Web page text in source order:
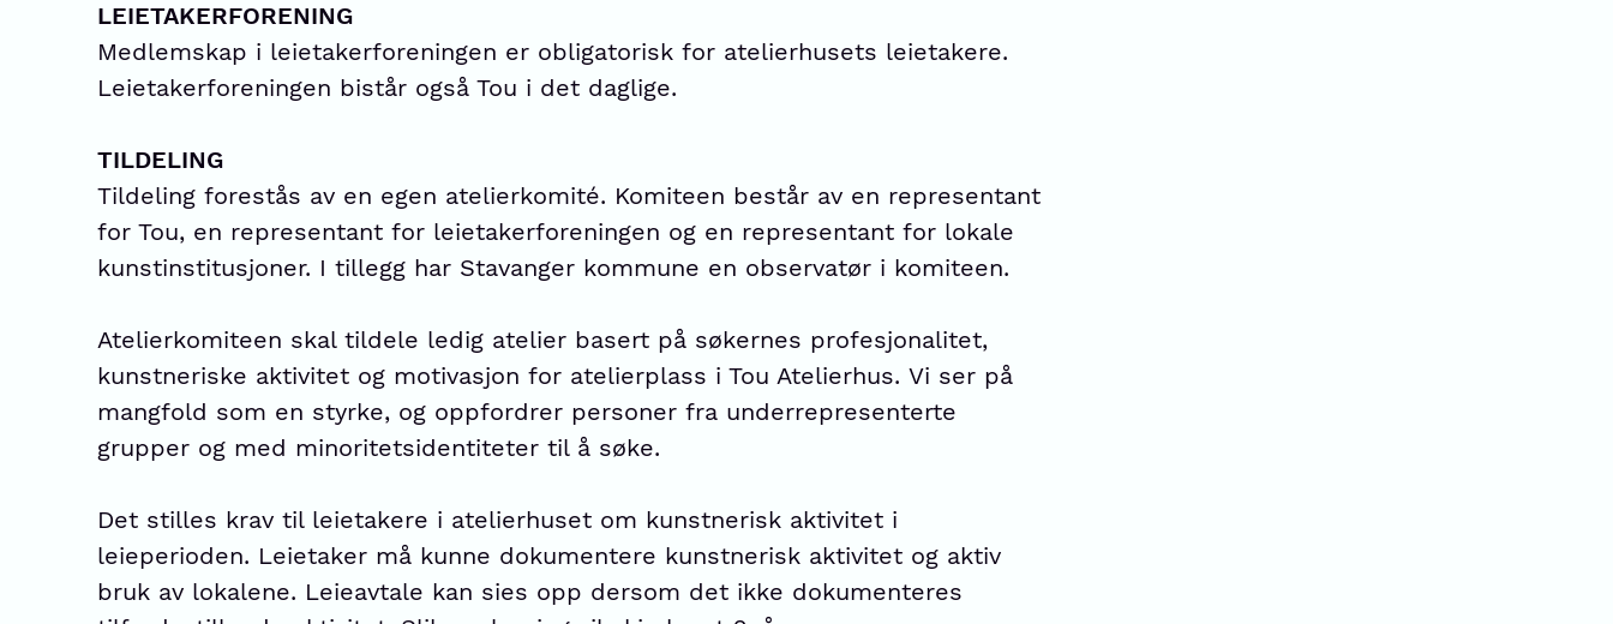
LEIETAKERFORENING
Medlemskap i leietakerforeningen er obligatorisk for atelierhusets leietakere.
Leietakerforeningen bistår også Tou i det daglige.
TILDELING
Tildeling forestås av en egen atelierkomité. Komiteen består av en representant
for Tou, en representant for leietakerforeningen og en representant for lokale
kunstinstitusjoner. I tillegg har Stavanger kommune en observatør i komiteen.
Atelierkomiteen skal tildele ledig atelier basert på søkernes profesjonalitet,
kunstneriske aktivitet og motivasjon for atelierplass i Tou Atelierhus. Vi ser på
mangfold som en styrke, og oppfordrer personer fra underrepresenterte
grupper og med minoritetsidentiteter til å søke.
Det stilles krav til leietakere i atelierhuset om kunstnerisk aktivitet i
leieperioden. Leietaker må kunne dokumentere kunstnerisk aktivitet og aktiv
bruk av lokalene. Leieavtale kan sies opp dersom det ikke dokumenteres